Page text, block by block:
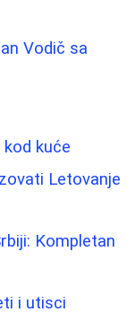
Vodič sa
kuće
Letovanje
Kompletan
i utisci